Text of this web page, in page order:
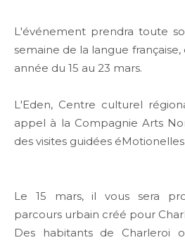
L'événement prendra toute
semaine de la langue
année du 15 au 23 mars.
L'Eden, Centre culturel
appel à la Compagnie Arts
des visites guidées éMotionelles.
Le 15 mars, il vous sera
parcours urbain créé pour
Des habitants de Charleroi